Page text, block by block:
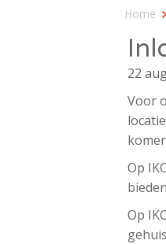
Home
22
Voor
Op
Op